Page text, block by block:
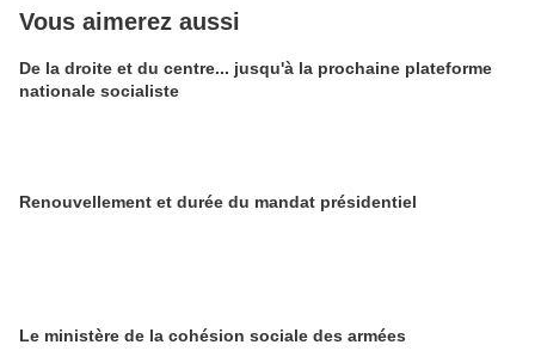
Vous aimerez aussi
De la droite et du centre... jusqu'à la prochaine plateforme
nationale socialiste
Renouvellement et durée du mandat présidentiel
Le ministère de la cohésion sociale des armées